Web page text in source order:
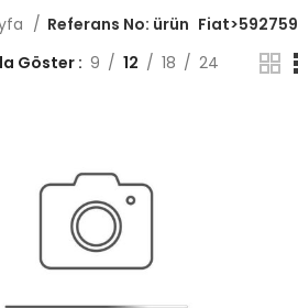
Referans No: ürün Fiat>592759
Göster
9 12 18 24